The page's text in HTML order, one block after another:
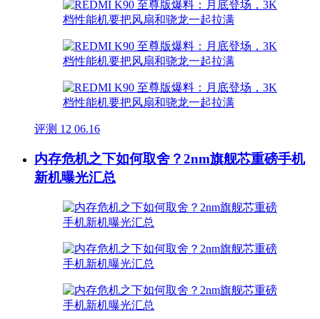
评测 12 06.16
内存危机之下如何取舍？2nm旗舰芯重磅手机
新机曝光汇总